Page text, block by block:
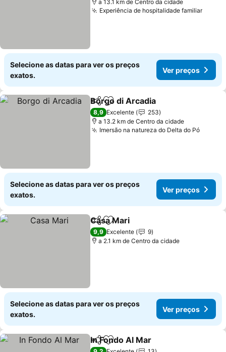
a 13.1 km de Centro da cidade
Experiência de hospitalidade familiar
Selecione as datas para ver os preços
exatos.
Ver preços
PartilharAdicionar aos favoritos
Borgo di Arcadia
8,9 Excelente
253
a 13.2 km de Centro da cidade
Imersão na natureza do Delta do Pó
Selecione as datas para ver os preços
exatos.
Ver preços
PartilharAdicionar aos favoritos
Casa Mari
9,9 Excelente
9
a 2.1 km de Centro da cidade
Selecione as datas para ver os preços
exatos.
Ver preços
PartilharAdicionar aos favoritos
In Fondo Al Mar